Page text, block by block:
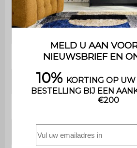
Spiegel L 55 x B
Structuurdikte 3cm
Nettogewicht 3,5kg
Materiaal